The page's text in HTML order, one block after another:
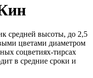
средней высоты, до 2,5
цветами диаметром
соцветиях-тирсах
в средние сроки и